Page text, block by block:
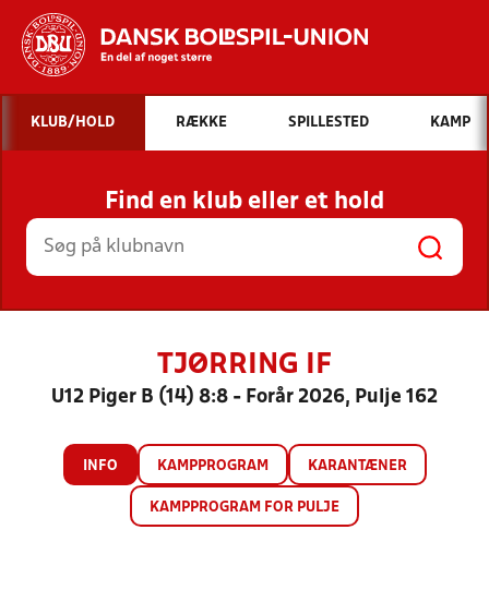
Hvad vil du søge efter?
INDHOLD OG NYHEDER
STILLINGER, RESULTATER, KLUBBER OG
HOLD
KLUB/HOLD RÆKKE SPILLESTED KAMP
Find en klub eller et hold
TJØRRING IF
U12 Piger B (14) 8:8 - Forår 2026, Pulje 162
INFO KAMPPROGRAM KARANTÆNER
KAMPPROGRAM FOR PULJE